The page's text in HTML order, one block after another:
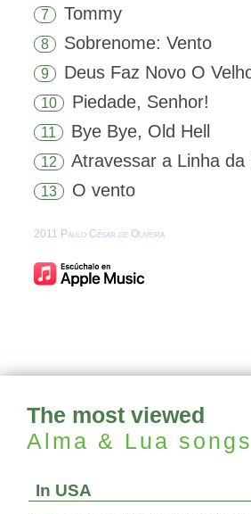
7 Tommy
8 Sobrenome: Vento
9 Deus Faz Novo O Velho Povo
10 Piedade, Senhor!
11 Bye Bye, Old Hell
12 Atravessar a Linha da
13 O vento
2011 Paulo César de Oliveira
The most viewed
Alma & Lua songs
In USA